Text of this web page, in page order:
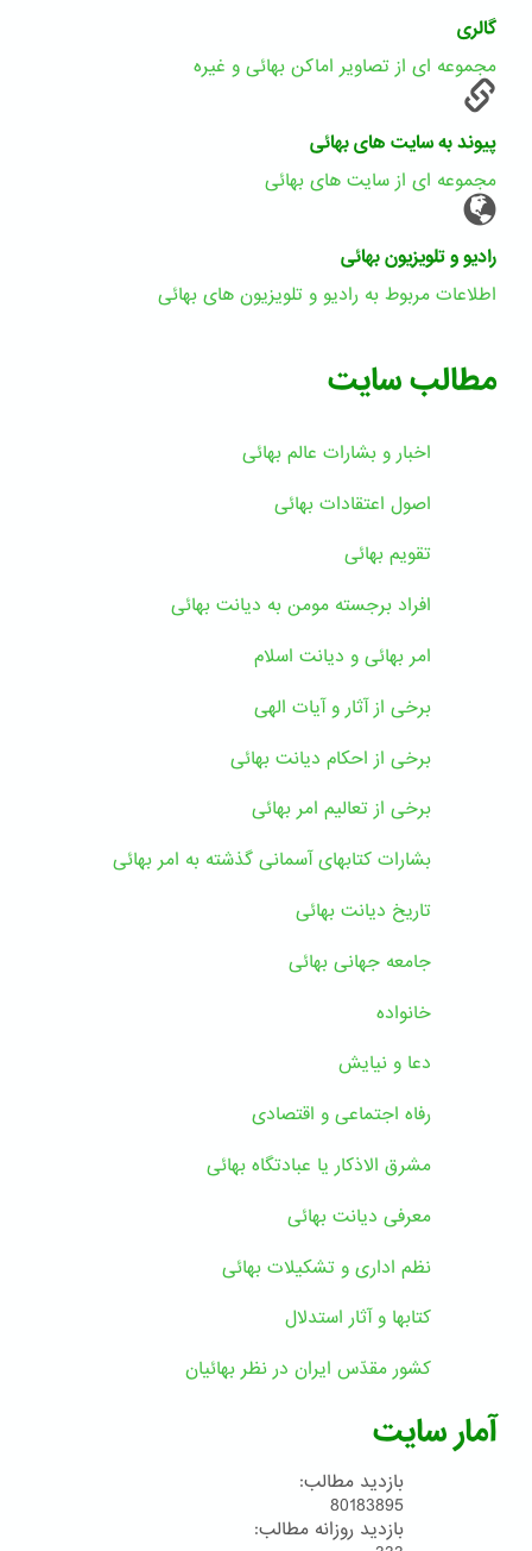
گالری
مجموعه ای از تصاویر اماکن بهائی و غیره
پیوند به سایت های بهائی
مجموعه ای از سایت های بهائی
رادیو و تلویزیون بهائی
اطلاعات مربوط به رادیو و تلویزیون های بهائی
مطالب سایت
اخبار و بشارات عالم بهائى
اصول اعتقادات بهائی
تقویم بهائی
افراد برجسته مومن به دیانت بهائی
امر بهائی و دیانت اسلام
برخی از آثار و آیات الهی
برخی از احکام دیانت بهائی
برخی از تعالیم امر بهائی
بشارات کتابهای آسمانی گذشته به امر بهائی
تاریخ دیانت بهائی
جامعه جهانی بهائی
خانواده
دعا و نیایش
رفاه اجتماعی و اقتصادی
مشرق الاذکار یا عبادتگاه بهائی
معرفی دیانت بهائی
نظم اداری و تشکیلات بهائی
کتابها و آثار استدلال
کشور مقدّس ایران در نظر بهائیان
آمار سایت
بازدید مطالب:
80183895
بازدید روزانه مطالب: